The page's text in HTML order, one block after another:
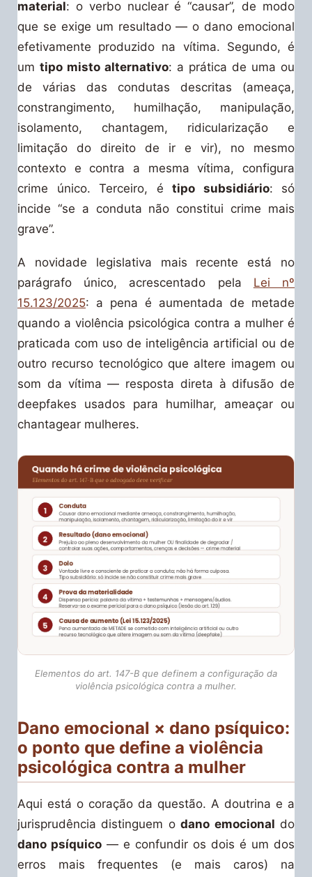
material: o verbo nuclear é “causar”, de modo
que se exige um resultado — o dano emocional
efetivamente produzido na vítima. Segundo, é
um tipo misto alternativo: a prática de uma ou
de várias das condutas descritas (ameaça,
constrangimento, humilhação, manipulação,
isolamento, chantagem, ridicularização e
limitação do direito de ir e vir), no mesmo
contexto e contra a mesma vítima, configura
crime único. Terceiro, é tipo subsidiário: só
incide “se a conduta não constitui crime mais
grave”.
A novidade legislativa mais recente está no
parágrafo único, acrescentado pela Lei nº
15.123/2025: a pena é aumentada de metade
quando a violência psicológica contra a mulher é
praticada com uso de inteligência artificial ou de
outro recurso tecnológico que altere imagem ou
som da vítima — resposta direta à difusão de
deepfakes usados para humilhar, ameaçar ou
chantagear mulheres.
Elementos do art. 147-B que definem a configuração da
violência psicológica contra a mulher.
Dano emocional × dano psíquico:
o ponto que define a violência
psicológica contra a mulher
Aqui está o coração da questão. A doutrina e a
jurisprudência distinguem odano emocional do
dano psíquico — e confundir os dois é um dos
erros mais frequentes (e mais caros) na